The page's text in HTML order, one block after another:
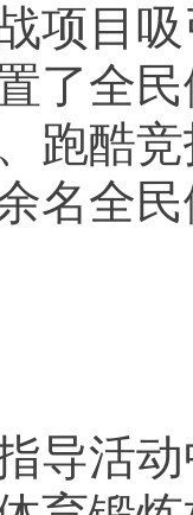
项目
了全
跑酷
名全
活动